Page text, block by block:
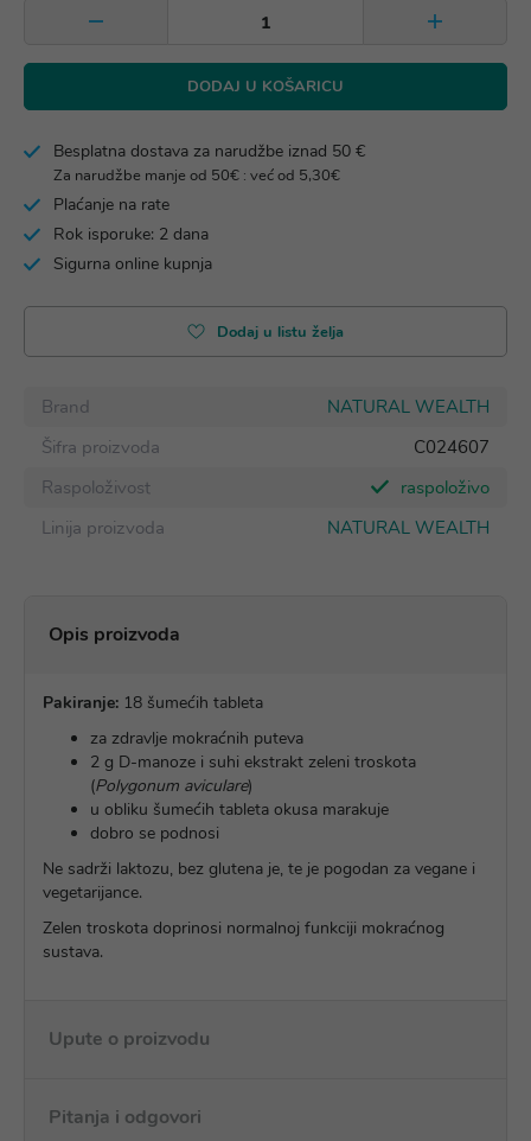
DODAJ U KOŠARICU
Besplatna dostava za narudžbe iznad 50 €
Za narudžbe manje od 50€ : već od 5,30€
Plaćanje na rate
Rok isporuke: 2 dana
Sigurna online kupnja
Dodaj u listu želja
Brand
NATURAL WEALTH
Šifra proizvoda
C024607
Raspoloživost
raspoloživo
Linija proizvoda
NATURAL WEALTH
Opis proizvoda
Pakiranje: 18 šumećih tableta
za zdravlje mokraćnih puteva
2 g D-manoze i suhi ekstrakt zeleni troskota
(Polygonum aviculare)
u obliku šumećih tableta okusa marakuje
dobro se podnosi
Ne sadrži laktozu, bez glutena je, te je pogodan za vegane i
vegetarijance.
Zelen troskota doprinosi normalnoj funkciji mokraćnog
sustava.
Upute o proizvodu
Pitanja i odgovori